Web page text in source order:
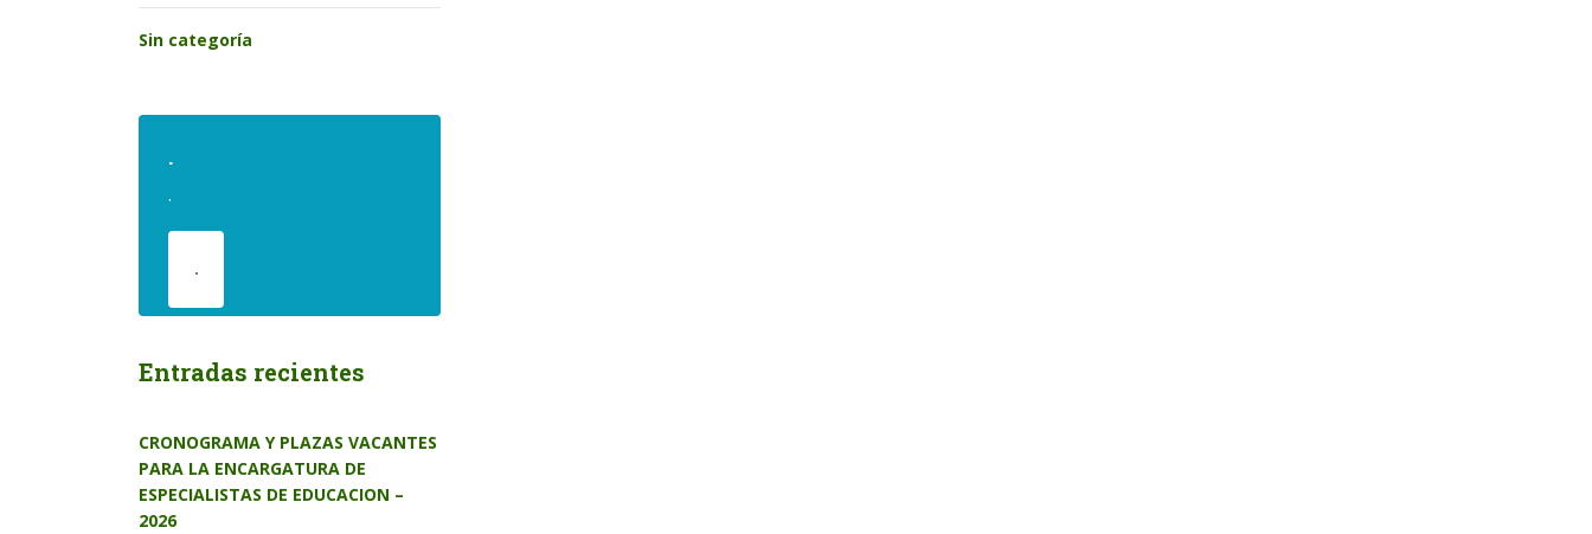
Sin categoría
.
.
.
Entradas recientes
CRONOGRAMA Y PLAZAS VACANTES
PARA LA ENCARGATURA DE
ESPECIALISTAS DE EDUCACION –
2026